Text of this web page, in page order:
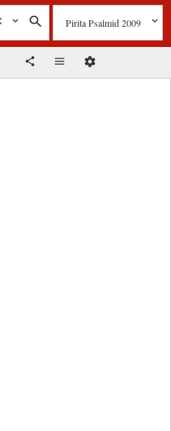
Pirita Psalmid 2009